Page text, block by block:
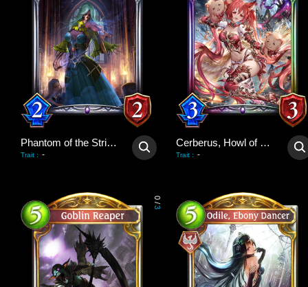
Phantom of the Strings
Trait : -
Cerberus, Howl of Hades
Trait : -
0
/
3